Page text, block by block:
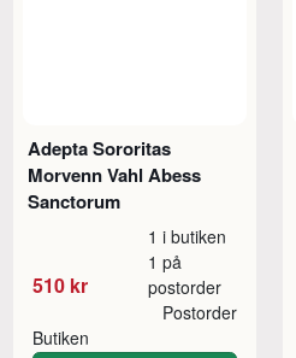
Adepta Sororitas
Morvenn Vahl Abess
Sanctorum
510 kr
1 i butiken
1 på
postorder
Butiken
Postorder